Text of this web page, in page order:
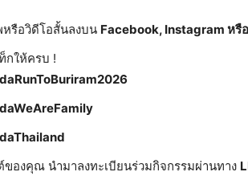
รือวิดีโอสั้นลงบน Facebook, Instagram หรื
กให้ครบ !
องคุณ นำมาลงทะเบียนร่วมกิจกรรมผ่านทาง